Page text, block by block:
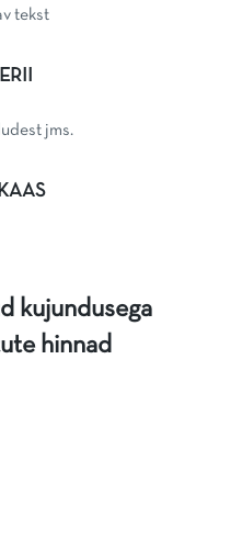
tekst
jms.
kujundusega
hinnad